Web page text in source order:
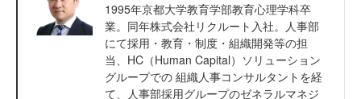
1995年京都大学教育学部教育心理学科卒
業。同年株式会社リクルート入社。人事部
にて採用・教育・制度・組織開発等の担
当、HC（Human Capital）ソリューション
グループでの 組織人事コンサルタントを経
て、人事部採用グループのゼネラルマネジ